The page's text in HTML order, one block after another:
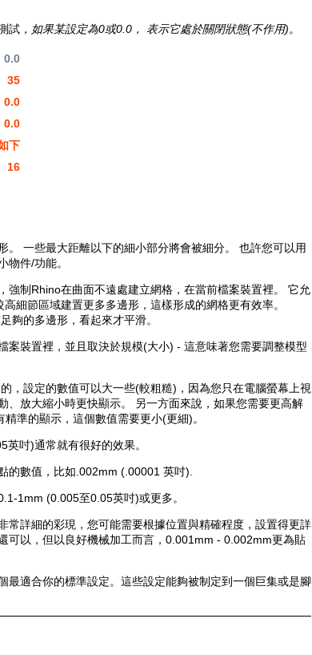
試， 如果某設定為0或0.0， 表示它處於關閉狀態(不作用)。
0.0
35
0.0
0.0
下
16
。 一些最大距離以下的細小部分將會被細分。 也許您可以用
物件/功能。
強制Rhino在曲面不遠處建立網格，在當前檔案裝置裡。 它允
細節區域建置更多多邊形，這樣形成的網格更有效率。
夠的多邊形，看起來才平滑。
案裝置裡，並且取決於規模(大小) - 這意味著您需要調整模型
，設定的數值可以大一些(較粗糙)，因為您只在電腦螢幕上視
、放大縮小時更快顯示。 另一方面來說，如果您需要更高解
準的顯示，這個數值需要更小(更細)。
吋)通常就有很好的效果。
的數值，比如.002mm (.00001 英吋).
1mm (0.005至0.05英吋)或更多。
常詳細的彩現，您可能需要根據位置與精確程度，設置得更詳
可以，但以良好機械加工而言，0.001mm - 0.002mm更為貼
最適合你的標準設定。這些設定能夠被制定到一個巨集或是腳